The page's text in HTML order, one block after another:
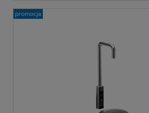
promocja